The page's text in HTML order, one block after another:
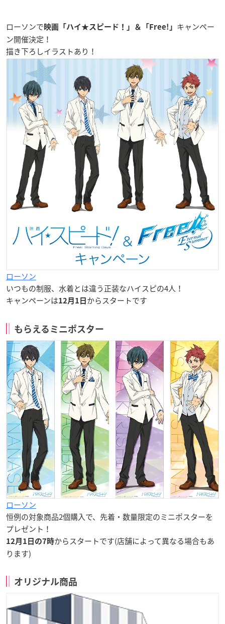
ローソンで 映画「ハイ★スピード！」＆「Free!」 キャンペー
ン開催決定！
描き下ろしイラストあり！
ローソン
いつもの制服、水着とは違う正装なハイスピの4人！
キャンペーンは12月1日 からスタートです
もらえるミニポスター
ローソン
恒例の対象商品2個購入で、先着・数量限定のミニポスターを
プレゼント！
12月1日の7時からスタートです(店舗によって異なる場合もあ
ります)
オリジナル商品